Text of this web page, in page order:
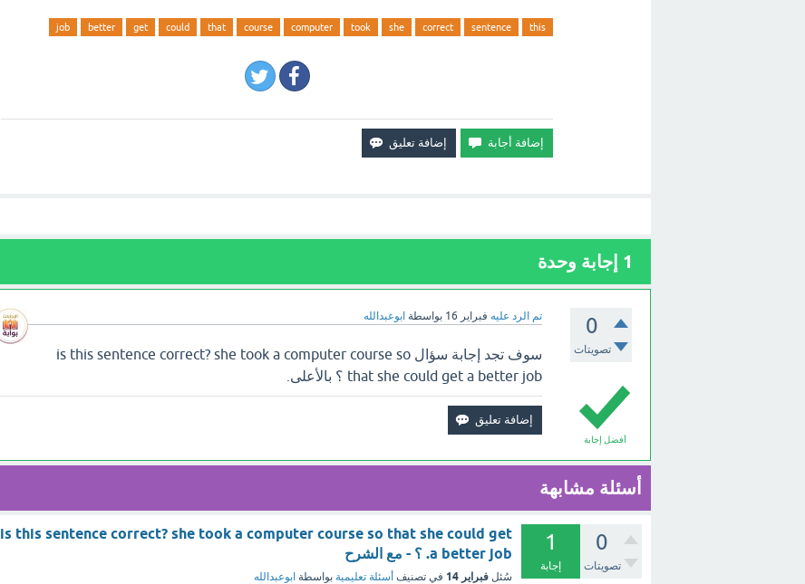
this
sentence
correct
she
took
computer
course
that
could
get
better
job
1 إجابة وحدة
0
تصويتات
تم الرد عليه فبراير 16 بواسطة ابوعبدالله
أفضل إجابة
سوف تجد إجابة سؤال is this sentence correct? she took a computer course so
that she could get a better job ؟ بالأعلى.
أسئلة مشابهة
0
تصويتات
1
إجابة
is this sentence correct? she took a computer course so that she could get
a better job. ؟ - مع الشرح
سُئل فبراير 14 في تصنيف أسئلة تعليمية بواسطة ابوعبدالله